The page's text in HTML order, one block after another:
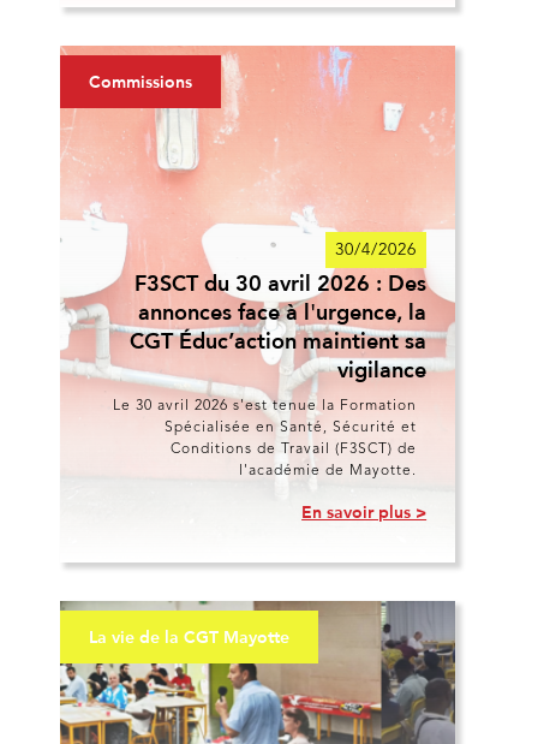
Commissions
30/4/2026
F3SCT du 30 avril 2026 : Des
annonces face à l'urgence, la
CGT Éduc’action maintient sa
vigilance
Le 30 avril 2026 s'est tenue la Formation
Spécialisée en Santé, Sécurité et
Conditions de Travail (F3SCT) de
l'académie de Mayotte.
En savoir plus >
La vie de la CGT Mayotte